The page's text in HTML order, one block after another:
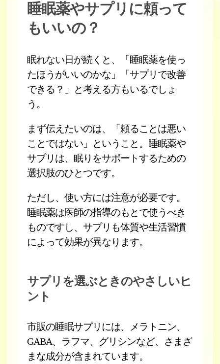
睡眠薬やサプリに頼って
もいいの？
眠れない日が続くと、「睡眠薬を使っ
たほうがいいのかな」「サプリで改善
できる？」と考える方もいるでしょ
う。
まず伝えたいのは、「頼ることは悪い
ことではない」ということ。睡眠薬や
サプリは、眠りをサポートするための
選択肢のひとつです。
ただし、使い方には注意が必要です。
睡眠薬は医師の指導のもとで使うべき
ものですし、サプリも体質や生活習慣
によって効果が異なります。
サプリを選ぶときのやさしいヒ
ント
市販の睡眠サプリには、メラトニン、
GABA、ラフマ、グリシンなど、さまざ
まな成分が含まれています。